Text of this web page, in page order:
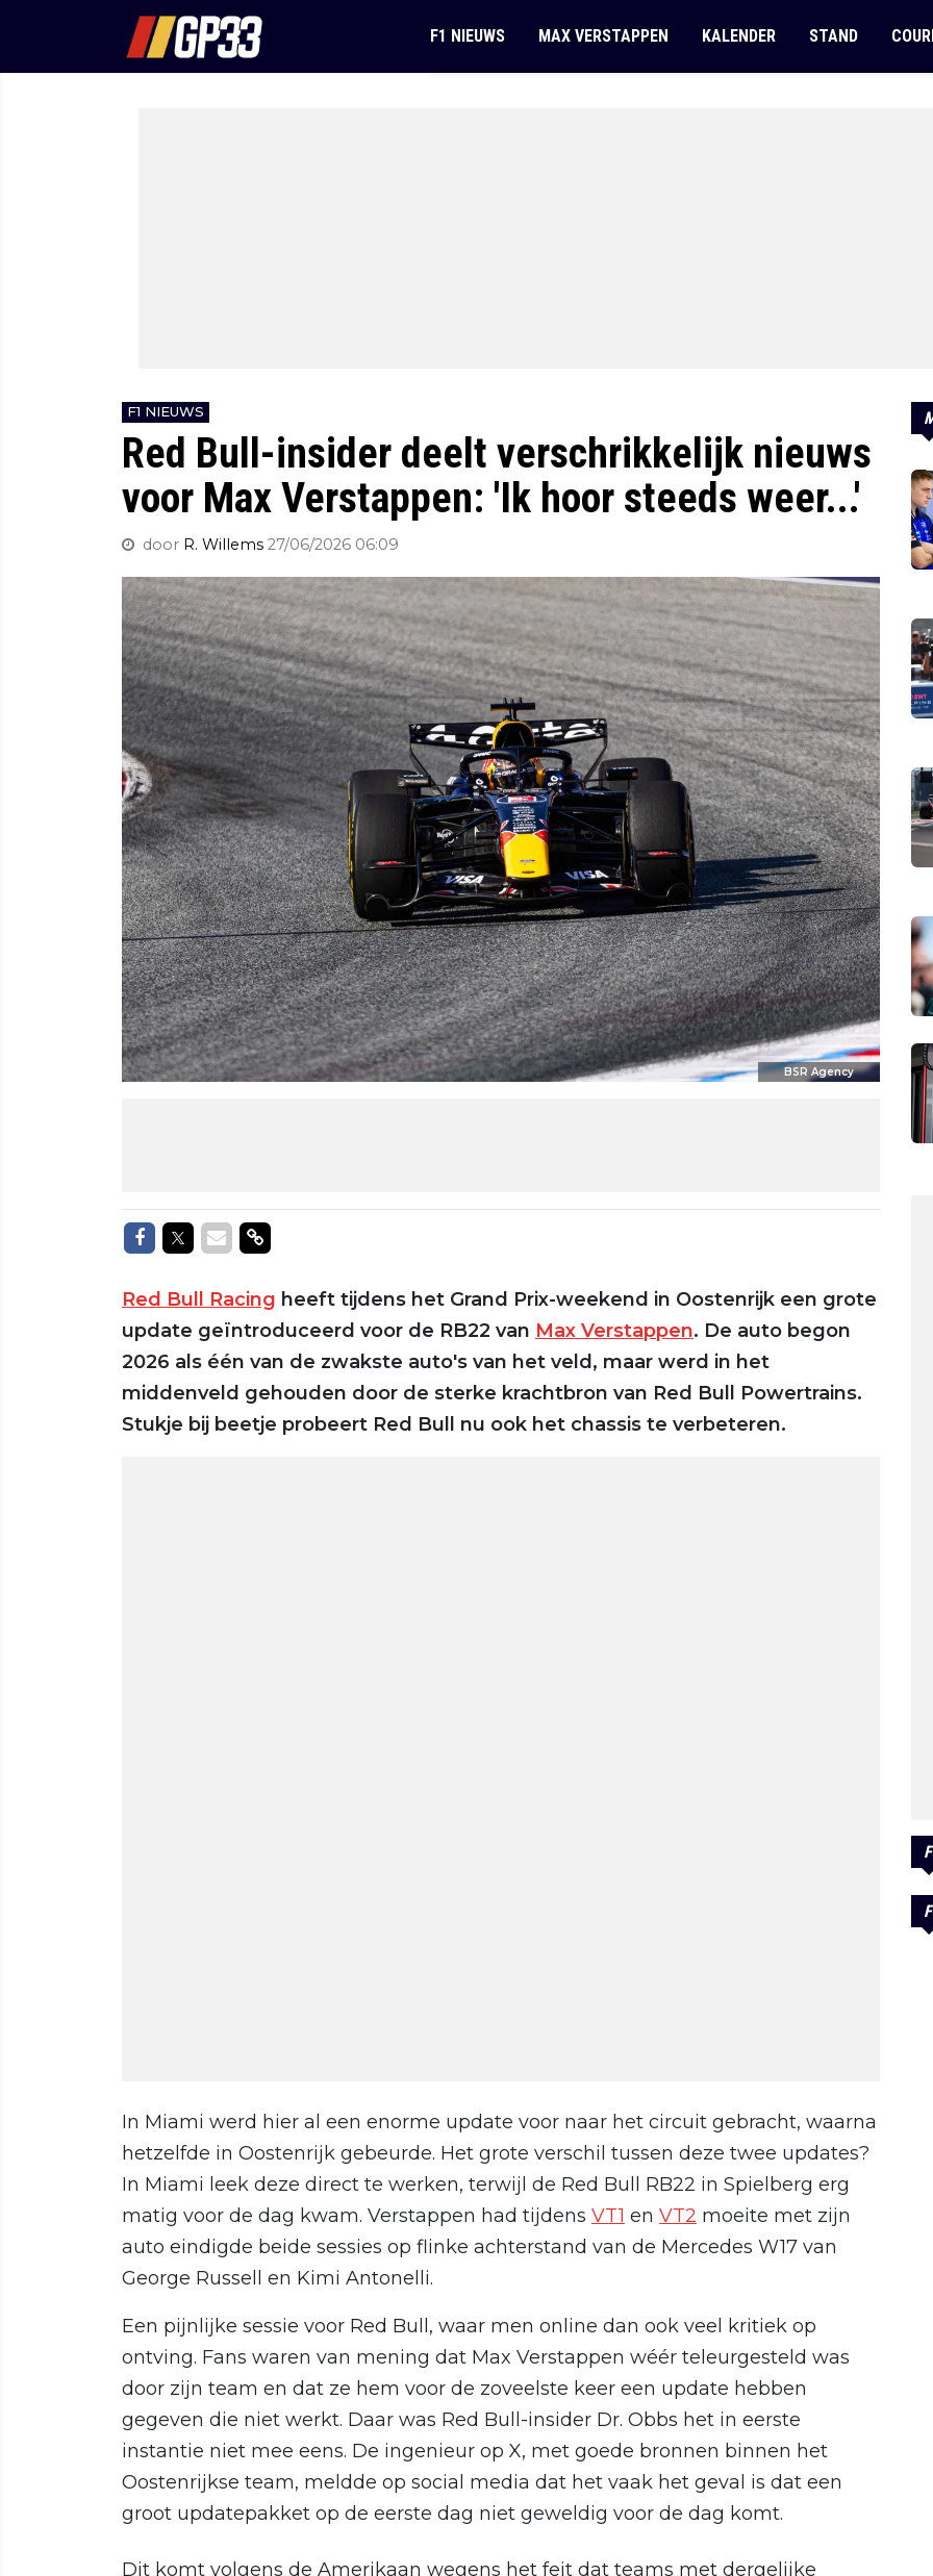
F1 NIEUWS MAX VERSTAPPEN KALENDER STAND
F1 NIEUWS
Red Bull-insider deelt verschrikkelijk nieuws
voor Max Verstappen: 'Ik hoor steeds weer...'
door R. Willems 27/06/2026 06:09
BSR Agency
Delen op Facebook
Delen op Twitter
Delen via Mail
Delen via link
Red Bull Racing heeft tijdens het Grand Prix-weekend in Oostenrijk een grote
update geïntroduceerd voor de RB22 van Max Verstappen. De auto begon
2026 als één van de zwakste auto's van het veld, maar werd in het
middenveld gehouden door de sterke krachtbron van Red Bull Powertrains.
Stukje bij beetje probeert Red Bull nu ook het chassis te verbeteren.
In Miami werd hier al een enorme update voor naar het circuit gebracht, waarna
hetzelfde in Oostenrijk gebeurde. Het grote verschil tussen deze twee updates?
In Miami leek deze direct te werken, terwijl de Red Bull RB22 in Spielberg erg
matig voor de dag kwam. Verstappen had tijdens VT1 en VT2 moeite met zijn
auto eindigde beide sessies op flinke achterstand van de Mercedes W17 van
George Russell en Kimi Antonelli.
Een pijnlijke sessie voor Red Bull, waar men online dan ook veel kritiek op
ontving. Fans waren van mening dat Max Verstappen wéér teleurgesteld was
door zijn team en dat ze hem voor de zoveelste keer een update hebben
gegeven die niet werkt. Daar was Red Bull-insider Dr. Obbs het in eerste
instantie niet mee eens. De ingenieur op X, met goede bronnen binnen het
Oostenrijkse team, meldde op social media dat het vaak het geval is dat een
groot updatepakket op de eerste dag niet geweldig voor de dag komt.
Dit komt volgens de Amerikaan wegens het feit dat teams met dergelijke